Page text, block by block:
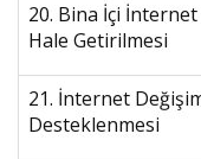
20. Bina İçi
Hale Getirilmesi
21. İnternet
Desteklenmesi